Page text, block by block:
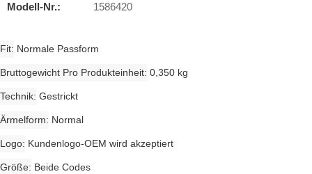
Modell-Nr.:
1586420
Fit Normale Passform
Bruttogewicht Pro Produkteinheit 0,350 kg
Technik Gestrickt
Ärmelform Normal
Logo Kundenlogo-OEM wird akzeptiert
Größe Beide Codes